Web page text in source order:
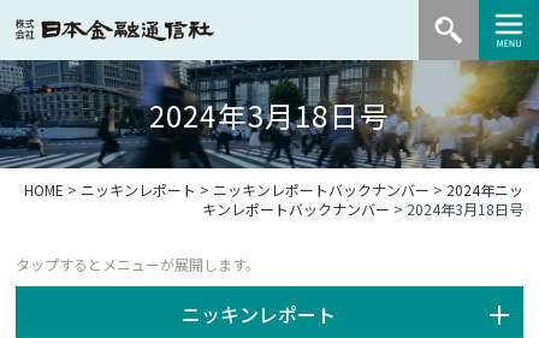
2024年3月18日号
HOME > ニッキンレポート > ニッキンレポートバックナンバー > 2024年ニッ
キンレポートバックナンバー > 2024年3月18日号
ニッキンレポート